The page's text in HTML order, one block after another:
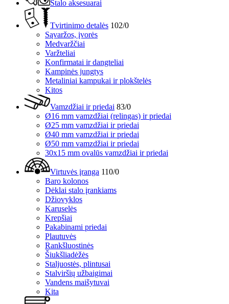
Stalo aksesuarai
Tvirtinimo detalės 102/0
Sąvaržos, įvorės
Medvaržčiai
Varžteliai
Konfirmatai ir dangteliai
Kampinės jungtys
Metaliniai kampukai ir plokštelės
Kitos
Vamzdžiai ir priedai 83/0
Ø16 mm vamzdžiai (relingas) ir priedai
Ø25 mm vamzdžiai ir priedai
Ø40 mm vamzdžiai ir priedai
Ø50 mm vamzdžiai ir priedai
30x15 mm ovalūs vamzdžiai ir priedai
Virtuvės įranga 110/0
Baro kolonos
Dėklai stalo įrankiams
Džiovyklos
Karuselės
Krepšiai
Pakabinami priedai
Plautuvės
Rankšluostinės
Šiukšliadėžės
Staljuostės, plintusai
Stalviršių užbaigimai
Vandens maišytuvai
Kita